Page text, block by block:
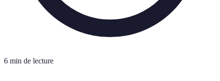
6 min de lecture